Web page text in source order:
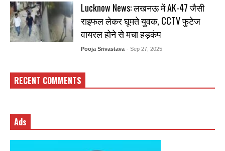
Lucknow News: लखनऊ में AK-47 जैसी
राइफल लेकर घूमते युवक, CCTV फुटेज
वायरल होने से मचा हड़कंप
Pooja Srivastava - Sep 27, 2025
RECENT COMMENTS
Ads